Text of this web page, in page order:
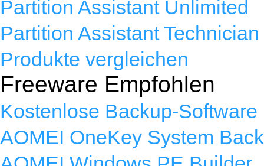
Partition Assistant Unlimited
Partition Assistant Technician
Produkte vergleichen
Freeware Empfohlen
Kostenlose Backup-Software
AOMEI OneKey System